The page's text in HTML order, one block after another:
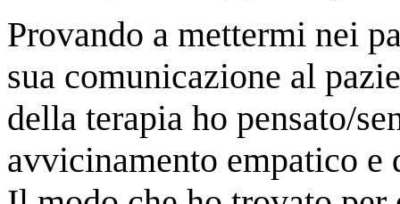
Provando a mettermi nei
sua comunicazione al
della terapia ho pensato/
avvicinamento empatico